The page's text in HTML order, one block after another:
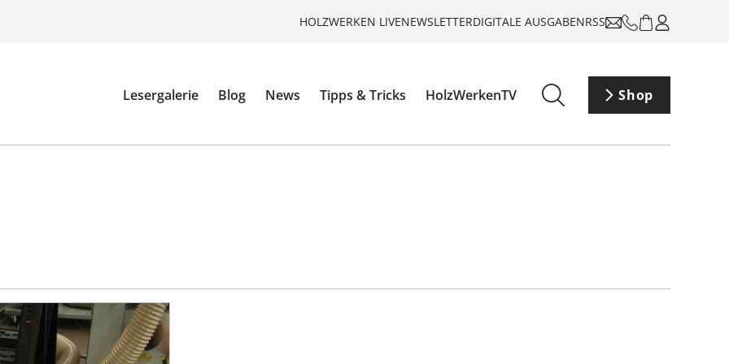
HOLZWERKEN LIVENEWSLETTERDIGITALE AUSGABENRSS
Lesergalerie Blog News Tipps & Tricks HolzWerkenTV Shop